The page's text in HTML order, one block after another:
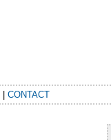
| CONTACT